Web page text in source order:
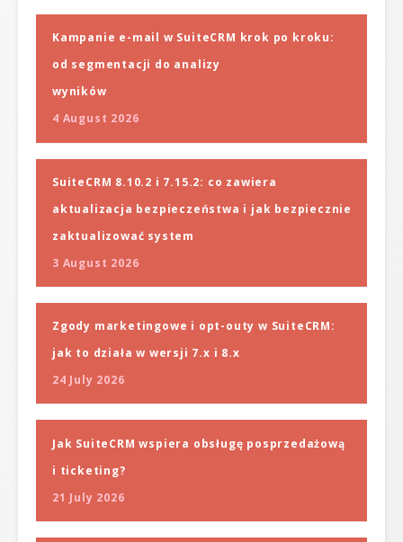
Kampanie e-mail w SuiteCRM krok po kroku:
od segmentacji do analizy
wyników
4 August 2026
SuiteCRM 8.10.2 i 7.15.2: co zawiera
aktualizacja bezpieczeństwa i jak bezpiecznie
zaktualizować system
3 August 2026
Zgody marketingowe i opt-outy w SuiteCRM:
jak to działa w wersji 7.x i 8.x
24 July 2026
Jak SuiteCRM wspiera obsługę posprzedażową
i ticketing?
21 July 2026